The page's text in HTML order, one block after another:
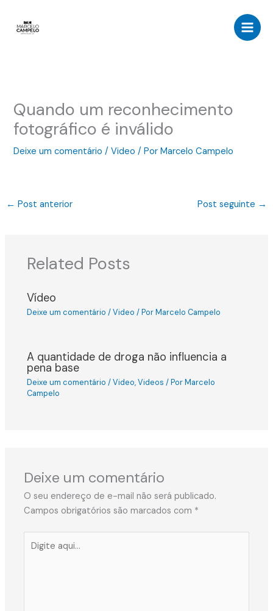
Quando um reconhecimento
fotográfico é inválido
Deixe um comentário /Video / PorMarcelo Campelo
← Post anterior Post seguinte →
Related Posts
Vídeo
Deixe um comentário /Video / PorMarcelo Campelo
A quantidade de droga não influencia a
pena base
Deixe um comentário /Video,Videos / PorMarcelo
Campelo
Deixe um comentário
O seu endereço de e-mail não será publicado.
Campos obrigatórios são marcados com *
aqui...